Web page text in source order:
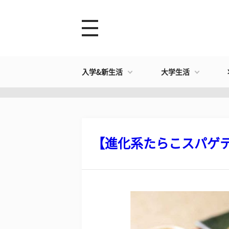
入学&新生活 大学生活
【進化系たらこスパゲ